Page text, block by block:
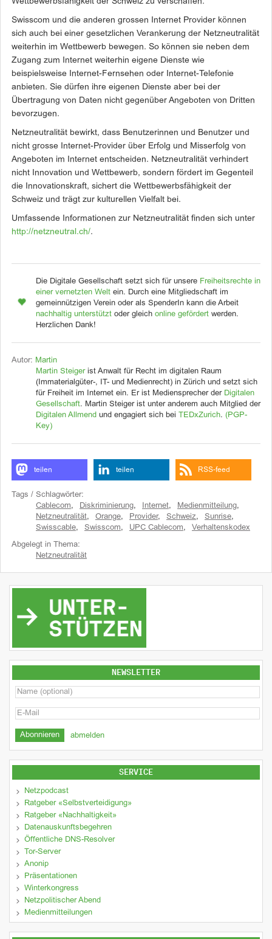
Swisscom und die anderen grossen Internet Provider können
sich auch bei einer gesetzlichen Verankerung der Netzneutralität
weiterhin im Wettbewerb bewegen. So können sie neben dem
Zugang zum Internet weiterhin eigene Dienste wie
beispielsweise Internet-Fernsehen oder Internet-Telefonie
anbieten. Sie dürfen ihre eigenen Dienste aber bei der
Übertragung von Daten nicht gegenüber Angeboten von Dritten
bevorzugen.
Netzneutralität bewirkt, dass Benutzerinnen und Benutzer und
nicht grosse Internet-Provider über Erfolg und Misserfolg von
Angeboten im Internet entscheiden. Netzneutralität verhindert
nicht Innovation und Wettbewerb, sondern fördert im Gegenteil
die Innovationskraft, sichert die Wettbewerbsfähigkeit der
Schweiz und trägt zur kulturellen Vielfalt bei.
Umfassende Informationen zur Netzneutralität finden sich unter
http://netzneutral.ch/.
Die Digitale Gesellschaft setzt sich für unsere Freiheitsrechte in
einer vernetzten Welt ein. Durch eine Mitgliedschaft im
gemeinnützigen Verein oder als SpenderIn kann die Arbeit
nachhaltig unterstützt oder gleich online gefördert werden.
Herzlichen Dank!
Autor: Martin
Martin Steigerist Anwalt für Recht im digitalen Raum
(Immaterialgüter-, IT- und Medienrecht) in Zürich und setzt sich
für Freiheit im Internet ein. Er ist Mediensprecher der Digitalen
Gesellschaft. Martin Steiger ist unter anderem auch Mitglied der
Digitalen Allmend und engagiert sich bei TEDxZurich. (PGP-
Key)
teilen teilen RSS-feed
Tags / Schlagwörter:
Cablecom, Diskriminierung, Internet, Medienmitteilung,
Netzneutralität, Orange, Provider, Schweiz, Sunrise,
Swisscable, Swisscom, UPC Cablecom, Verhaltenskodex
Abgelegt in Thema:
Netzneutralität
NEWSLETTER
abmelden
SERVICE
Netzpodcast
Ratgeber «Selbstverteidigung»
Ratgeber «Nachhaltigkeit»
Datenauskunftsbegehren
Öffentliche DNS-Resolver
Tor-Server
Anonip
Präsentationen
Winterkongress
Netzpolitischer Abend
Medienmitteilungen